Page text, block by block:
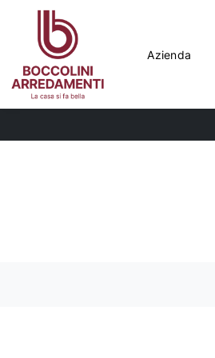
Azienda